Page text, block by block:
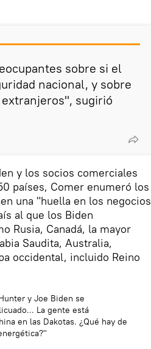
sobre si el
nacional, y sobre
sugirió
y los socios comerciales
países, Comer enumeró los
una "huella en los negocios
al que los Biden
Rusia, Canadá, la mayor
Saudita, Australia,
occidental, incluido Reino
y Joe Biden se
La gente está
en las Dakotas. ¿Qué hay de